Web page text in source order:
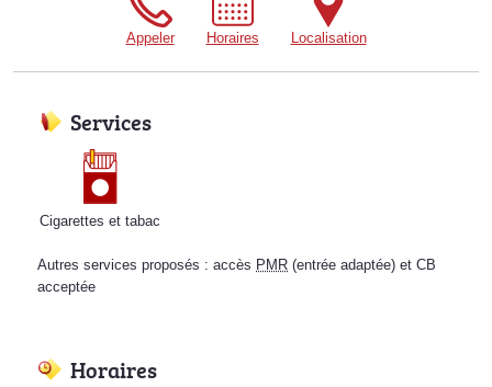
Appeler Horaires Localisation
Services
Cigarettes et tabac
Autres services proposés : accès PMR (entrée adaptée) et CB
acceptée
Horaires